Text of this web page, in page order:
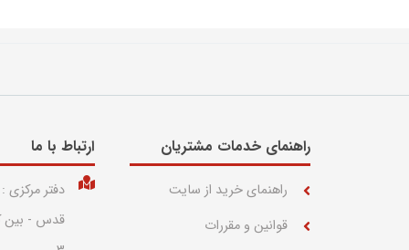
راهنمای خدمات مشتریان
راهنمای خرید از سایت
قوانین و مقررات
ارتباط با ما​
دفتر مرکزی